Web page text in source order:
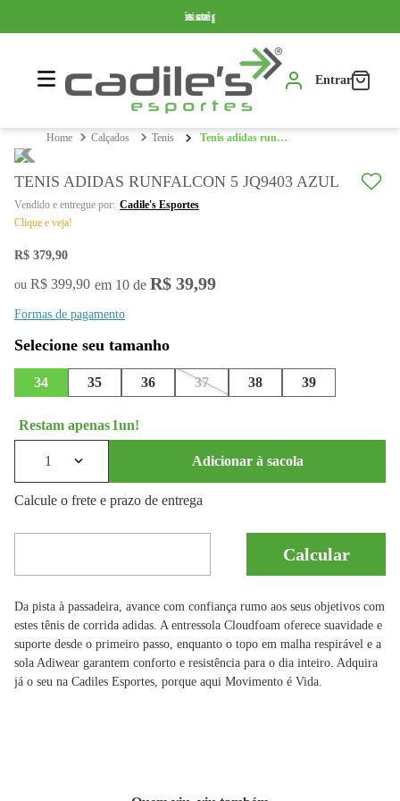
Somente produtos originais
Parcelamos em até 10x sem juros
Frete grátis a partir de R$ 399,99*
Entrar
calçados tenis tenis adidas runfalcon 5 jq9403 azul
TENIS ADIDAS RUNFALCON 5 JQ9403 AZUL
Cadile's Esportes
Clique e veja!
R$ 379,90
ou R$ 399,90 em 10 de R$ 39,99
Formas de pagamento
34 35 36 37 38 39
1
1 Adicionar à sacola
Calcule o frete e prazo de entrega
Da pista à passadeira, avance com confiança rumo aos seus objetivos com
estes tênis de corrida adidas. A entressola Cloudfoam oferece suavidade e
suporte desde o primeiro passo, enquanto o topo em malha respirável e a
sola Adiwear garantem conforto e resistência para o dia inteiro. Adquira
já o seu na Cadiles Esportes, porque aqui Movimento é Vida.